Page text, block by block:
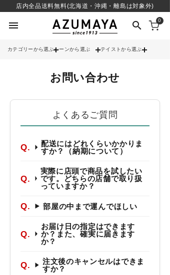
店内全品送料無料(北海道・沖縄・離島は対象外)
menu search 0
カテゴリーから選ぶシーンから選ぶ テイストから選ぶ
送料無料
check 12時までのご注文で当日出荷
search
よくある質問
ACCOUNT MENU
ようこそ ゲスト 様
お問い合わせ
よくあるご質問
配送にはどれくらいかかりま
すか？（納期について）
実際に店頭で商品を試したい
です。どちらの店舗で取り扱
っていますか？
部屋の中まで運んでほしい
お届け日の指定はできます
か？また、確実に届きます
か？
注文後のキャンセルはできま
すか？